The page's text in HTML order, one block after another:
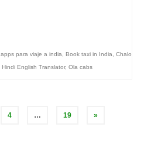
apps para viaje a india Book taxi in India
Chalo
Hindi English Translator, Ola cabs
4 … 19 »